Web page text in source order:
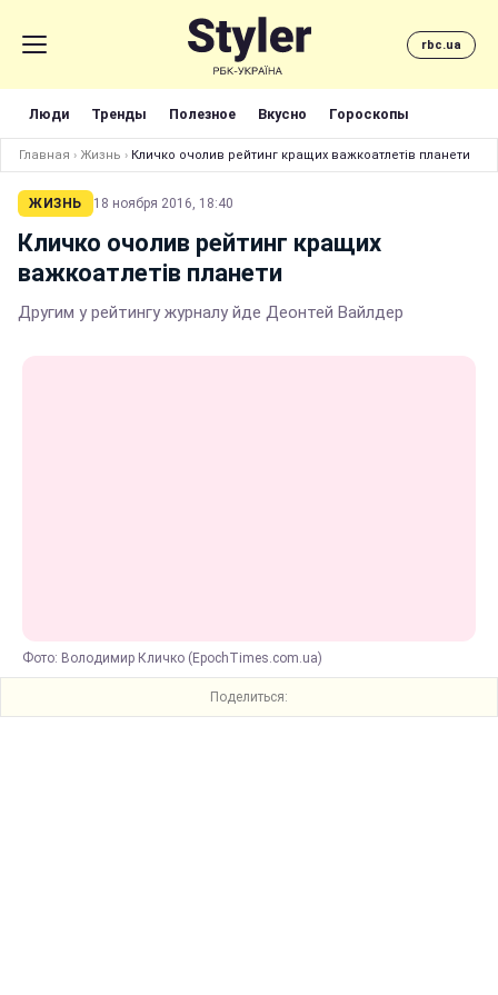
rbc.ua
Люди Тренды Полезное Вкусно Гороскопы
Главная › Жизнь › Кличко очолив рейтинг кращих важкоатлетів планети
ЖИЗНЬ 18 ноября 2016, 18:40
Кличко очолив рейтинг кращих
важкоатлетів планети
Другим у рейтингу журналу йде Деонтей Вайлдер
Фото: Володимир Кличко (EpochTimes.com.ua)
Поделиться: